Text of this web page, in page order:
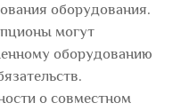
оборудования.
могут
оборудованию
о совместном